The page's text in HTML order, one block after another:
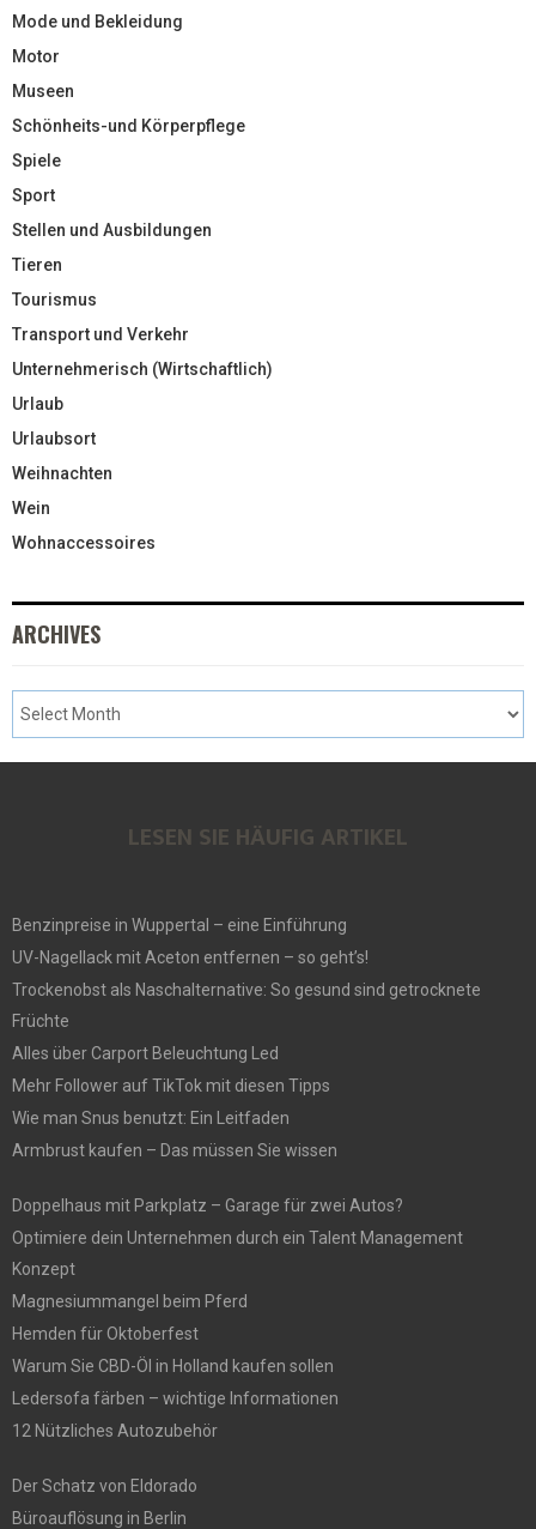
Mode und Bekleidung
Motor
Museen
Schönheits-und Körperpflege
Spiele
Sport
Stellen und Ausbildungen
Tieren
Tourismus
Transport und Verkehr
Unternehmerisch (Wirtschaftlich)
Urlaub
Urlaubsort
Weihnachten
Wein
Wohnaccessoires
ARCHIVES
LESEN SIE HÄUFIG ARTIKEL
Benzinpreise in Wuppertal – eine Einführung
UV-Nagellack mit Aceton entfernen – so geht’s!
Trockenobst als Naschalternative: So gesund sind getrocknete
Früchte
Alles über Carport Beleuchtung Led
Mehr Follower auf TikTok mit diesen Tipps
Wie man Snus benutzt: Ein Leitfaden
Armbrust kaufen – Das müssen Sie wissen
Doppelhaus mit Parkplatz – Garage für zwei Autos?
Optimiere dein Unternehmen durch ein Talent Management
Konzept
Magnesiummangel beim Pferd
Hemden für Oktoberfest
Warum Sie CBD-Öl in Holland kaufen sollen
Ledersofa färben – wichtige Informationen
12 Nützliches Autozubehör
Der Schatz von Eldorado
Büroauflösung in Berlin